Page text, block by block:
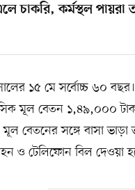
চাকরি, কর্মস্থল পায়রা
১৫ মে সর্বোচ্চ ৬০ বছর।
মূল বেতন ১,৪৯,০০০
মূল বেতনের সঙ্গে বাসা ভাড়া
ও টেলিফোন বিল দেওয়া